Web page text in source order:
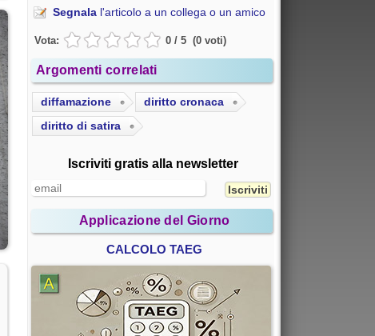
Segnala l'articolo a un collega o un amico
Vota: 0 / 5 (0 voti)
Argomenti correlati
diffamazione
diritto cronaca
diritto di satira
Iscriviti gratis alla newsletter
Applicazione del Giorno
CALCOLO TAEG